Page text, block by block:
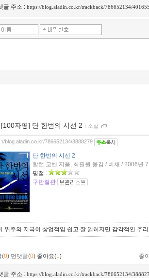
글 주소 : https://blog.aladin.co.kr/trackback/786652134/
[100자평] 단 한번의 시선 2 ｌ 소설
blog.aladin.co.kr/786652134/3888279
단 한번의 시선 2
할런 코벤 지음, 최필원 옮김 / 비채 / 2006년 7
평점 :
구판절판
위주의 지극히 상업적임 쉽고 잘 읽히지만 감각적인 추
(0) 먼댓글(0) 좋아요(1) 좋
글 주소 : https://blog.aladin.co.kr/trackback/786652134/